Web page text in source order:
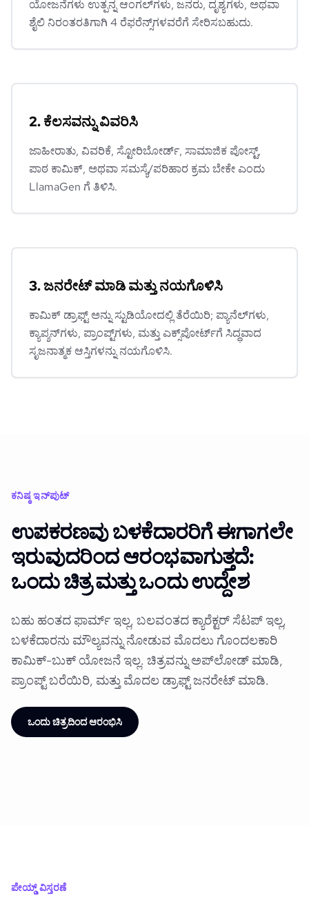
ಯೋಜನೆಗಳು ಉತ್ಪನ್ನ ಆಂಗಲ್‌ಗಳು, ಜನರು, ದೃಶ್ಯಗಳು, ಅಥವಾ
ಶೈಲಿ ನಿರಂತರತಿಗಾಗಿ 4 ರೆಫರೆನ್ಸ್‌ಗಳವರೆಗೆ ಸೇರಿಸಬಹುದು.
2. ಕೆಲಸವನ್ನು ವಿವರಿಸಿ
ಜಾಹೀರಾತು, ವಿವರಿಕೆ, ಸ್ಟೋರಿಬೋರ್ಡ್, ಸಾಮಾಜಿಕ ಪೋಸ್ಟ್,
ಪಾಠ ಕಾಮಿಕ್, ಅಥವಾ ಸಮಸ್ಯೆ/ಪರಿಹಾರ ಕ್ರಮ ಬೇಕೇ ಎಂದು
LlamaGen ಗೆ ತಿಳಿಸಿ.
3. ಜನರೇಟ್ ಮಾಡಿ ಮತ್ತು ನಯಗೊಳಿಸಿ
ಕಾಮಿಕ್ ಡ್ರಾಫ್ಟ್ ಅನ್ನು ಸ್ಟುಡಿಯೋದಲ್ಲಿ ತೆರೆಯಿರಿ; ಪ್ಯಾನೆಲ್‌ಗಳು,
ಕ್ಯಾಪ್ಶನ್‌ಗಳು, ಪ್ರಾಂಪ್ಟ್‌ಗಳು, ಮತ್ತು ಎಕ್ಸ್‌ಪೋರ್ಟ್‌ಗೆ ಸಿದ್ಧವಾದ
ಸೃಜನಾತ್ಮಕ ಆಸ್ತಿಗಳನ್ನು ನಯಗೊಳಿಸಿ.
ಕನಿಷ್ಠ ಇನ್‌ಪುಟ್
ಉಪಕರಣವು ಬಳಕೆದಾರರಿಗೆ ಈಗಾಗಲೇ
ಇರುವುದರಿಂದ ಆರಂಭವಾಗುತ್ತದೆ:
ಒಂದು ಚಿತ್ರ ಮತ್ತು ಒಂದು ಉದ್ದೇಶ
ಬಹು ಹಂತದ ಫಾರ್ಮ್ ಇಲ್ಲ, ಬಲವಂತದ ಕ್ಯಾರೆಕ್ಟರ್ ಸೆಟಪ್ ಇಲ್ಲ,
ಬಳಕೆದಾರನು ಮೌಲ್ಯವನ್ನು ನೋಡುವ ಮೊದಲು ಗೊಂದಲಕಾರಿ
ಕಾಮಿಕ್-ಬುಕ್ ಯೋಜನೆ ಇಲ್ಲ. ಚಿತ್ರವನ್ನು ಅಪ್‌ಲೋಡ್ ಮಾಡಿ,
ಪ್ರಾಂಪ್ಟ್ ಬರೆಯಿರಿ, ಮತ್ತು ಮೊದಲ ಡ್ರಾಫ್ಟ್ ಜನರೇಟ್ ಮಾಡಿ.
ಒಂದು ಚಿತ್ರದಿಂದ ಆರಂಭಿಸಿ
ಪೇಯ್ಡ್ ವಿಸ್ತರಣೆ